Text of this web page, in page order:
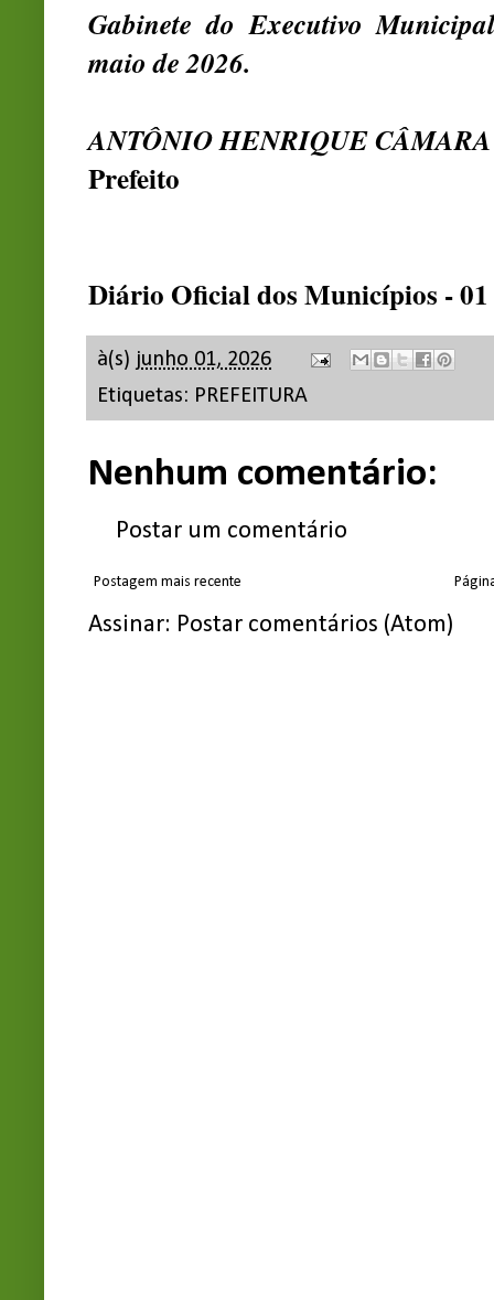
Gabinete do Executivo
maio de 2026.
ANTÔNIO HENRIQUE
Prefeito
Diário Oficial dos Municípios - 01
à(s) junho 01, 2026
Etiquetas: PREFEITURA
Nenhum comentário:
Postar um comentário
Postagem mais recente
Assinar: Postar comentários (Atom)